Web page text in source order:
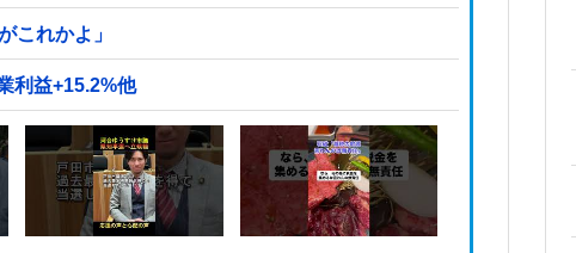
これかよ」
利益+15.2%他